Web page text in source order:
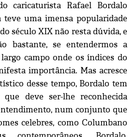
caricaturista Rafael Bordalo
teve uma imensa popularidade
século XIX não resta dúvida, e
bastante, se entendermos a
campo onde os índices do
importância. Mas acresce
desse tempo, Bordalo tem
deve ser-lhe reconhecida
num conjunto que
celebres, como Columbano